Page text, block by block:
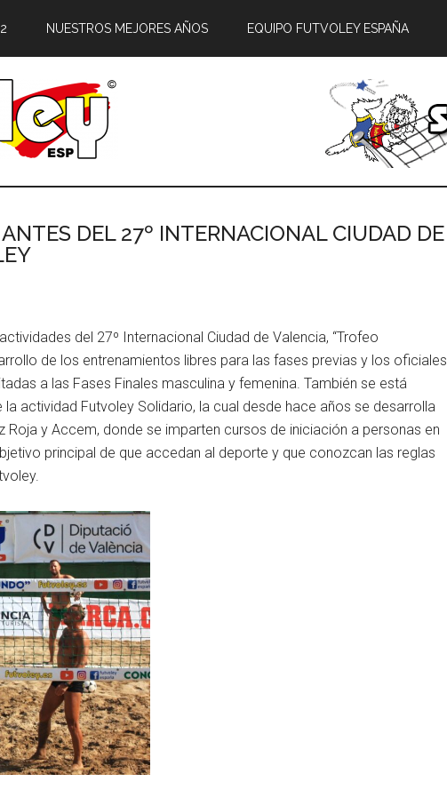
NUESTROS MEJORES AÑOS EQUIPO FUTVOLEY ESPAÑA
DEL 27º INTERNACIONAL CIUDAD DE
del 27º Internacional Ciudad de Valencia, “Trofeo
de los entrenamientos libres para las fases previas y los oficiales
a las Fases Finales masculina y femenina. También se está
actividad Futvoley Solidario, la cual desde hace años se desarrolla
Roja y Accem, donde se imparten cursos de iniciación a personas en
principal de que accedan al deporte y que conozcan las reglas